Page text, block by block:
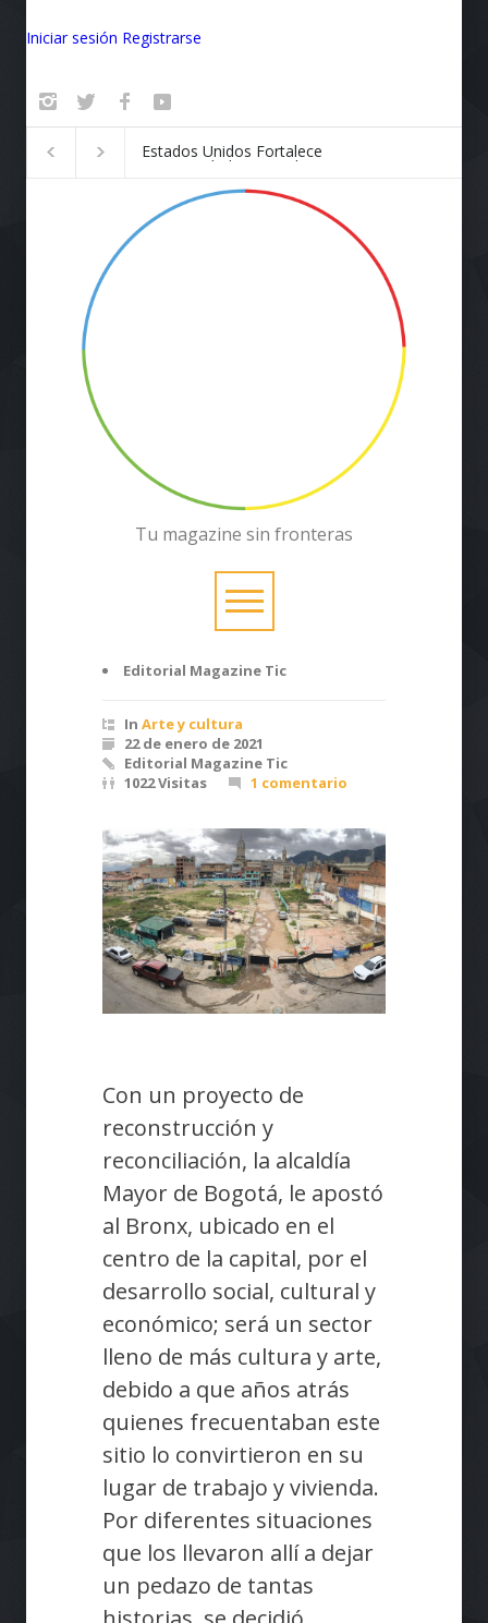
Iniciar sesión Registrarse
Badalona se convierte en el
epicentro de la innovación
Tu magazine sin fronteras
Editorial Magazine Tic
In Arte y cultura
22 de enero de 2021
Editorial Magazine Tic
1022 Visitas
1 comentario
Con un proyecto de
reconstrucción y
reconciliación, la alcaldía
Mayor de Bogotá, le apostó
al Bronx, ubicado en el
centro de la capital, por el
desarrollo social, cultural y
económico; será un sector
lleno de más cultura y arte,
debido a que años atrás
quienes frecuentaban este
sitio lo convirtieron en su
lugar de trabajo y vivienda.
Por diferentes situaciones
que los llevaron allí a dejar
un pedazo de tantas